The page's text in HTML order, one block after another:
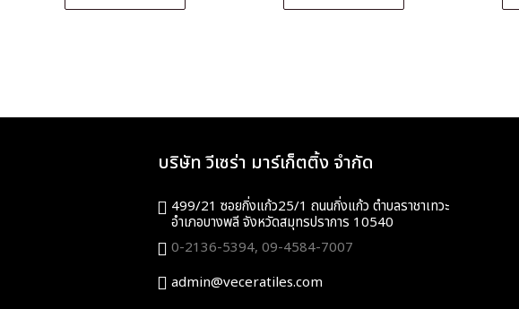
บริษัท วีเซร่า มาร์เก็ตติ้ง จำกัด
499/21 ซอยกิ่งแก้ว25/1 ถนนกิ่งแก้ว ตำบลราชาเทวะ
อำเภอบางพลี จังหวัดสมุทรปราการ 10540
0-2136-5394, 09-4584-7007
admin@veceratiles.com